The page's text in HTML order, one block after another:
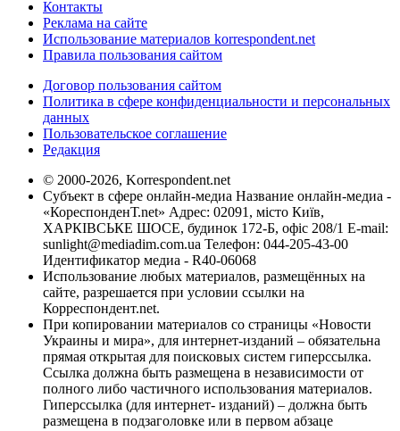
Контакты
Реклама на сайте
Использование материалов korrespondent.net
Правила пользования сайтом
Договор пользования сайтом
Политика в сфере конфиденциальности и персональных
данных
Пользовательское соглашение
Редакция
© 2000-2026, Korrespondent.net
Субъект в сфере онлайн-медиа Название онлайн-медиа -
«КореспонденТ.net» Адрес: 02091, місто Київ,
ХАРКІВСЬКЕ ШОСЕ, будинок 172-Б, офіс 208/1 E-mail:
sunlight@mediadim.com.ua Телефон: 044-205-43-00
Идентификатор медиа - R40-06068
Использование любых материалов, размещённых на
сайте, разрешается при условии ссылки на
Корреспондент.net.
При копировании материалов со страницы «Новости
Украины и мира», для интернет-изданий – обязательна
прямая открытая для поисковых систем гиперссылка.
Ссылка должна быть размещена в независимости от
полного либо частичного использования материалов.
Гиперссылка (для интернет- изданий) – должна быть
размещена в подзаголовке или в первом абзаце